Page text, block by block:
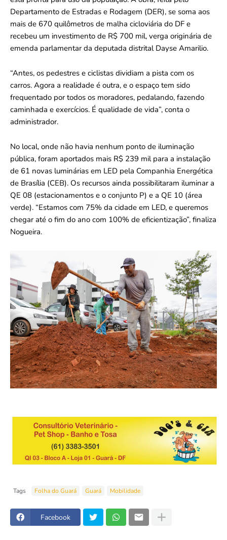
Departamento de Estradas e Rodagem (DER), se soma aos
mais de 670 quilômetros de malha cicloviária do DF e
recebeu um investimento de R$ 700 mil, verga originária de
emenda parlamentar da deputada distrital Dayse Amarilio.
“Antes, os pedestres e ciclistas dividiam a pista com os
carros. Agora a realidade é outra, e o espaço tem sido
frequentado por todos os moradores, pedalando, fazendo
caminhada e exercícios. É qualidade de vida”, conta o
administrador.
No local, onde não havia nenhum ponto de iluminação
pública, foram aportados mais R$ 239 mil para a instalação
de 61 novas luminárias em LED pela Companhia Energética
de Brasília (CEB). Os recursos ainda possibilitaram iluminar a
QE 08 (estacionamentos e o conjunto P) e a QE 10 (área
verde). “Estamos com 75% da cidade em LED, e queremos
chegar até o fim do ano com 100% de eficientização”, finaliza
Nogueira.
Tags Folha do Guará Guará Mobilidade
Facebook